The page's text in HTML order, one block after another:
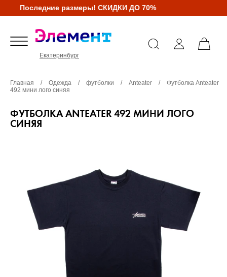
Последние размеры! СКИДКИ ДО 70%
Екатеринбург
Главная / Одежда / футболки / Anteater /
Футболка Anteater
492 мини лого синяя
ФУТБОЛКА ANTEATER 492 МИНИ ЛОГО
СИНЯЯ